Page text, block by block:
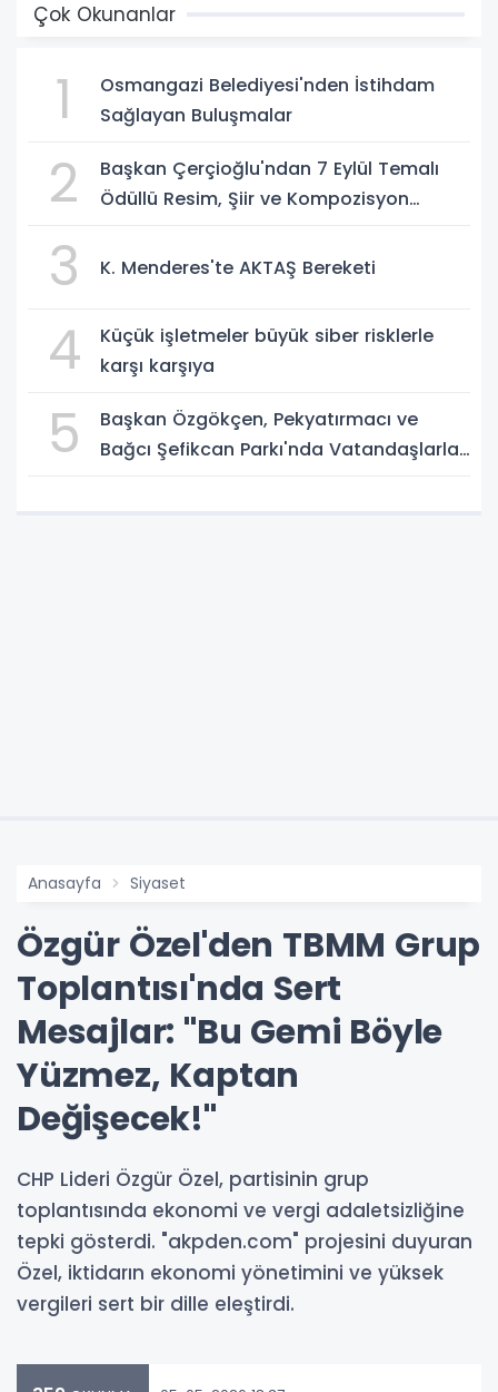
Çok Okunanlar
1
Osmangazi Belediyesi'nden İstihdam
Sağlayan Buluşmalar
2
Başkan Çerçioğlu'ndan 7 Eylül Temalı
Ödüllü Resim, Şiir ve Kompozisyon
3 K. Menderes'te AKTAŞ Bereketi
4
Küçük işletmeler büyük siber risklerle
karşı karşıya
5
Başkan Özgökçen, Pekyatırmacı ve
Bağcı Şefikcan Parkı'nda Vatandaşlarla
Anasayfa Siyaset
Özgür Özel'den TBMM Grup
Toplantısı'nda Sert
Mesajlar: "Bu Gemi Böyle
Yüzmez, Kaptan
Değişecek!"
CHP Lideri Özgür Özel, partisinin grup
toplantısında ekonomi ve vergi adaletsizliğine
tepki gösterdi. "akpden.com" projesini duyuran
Özel, iktidarın ekonomi yönetimini ve yüksek
vergileri sert bir dille eleştirdi.